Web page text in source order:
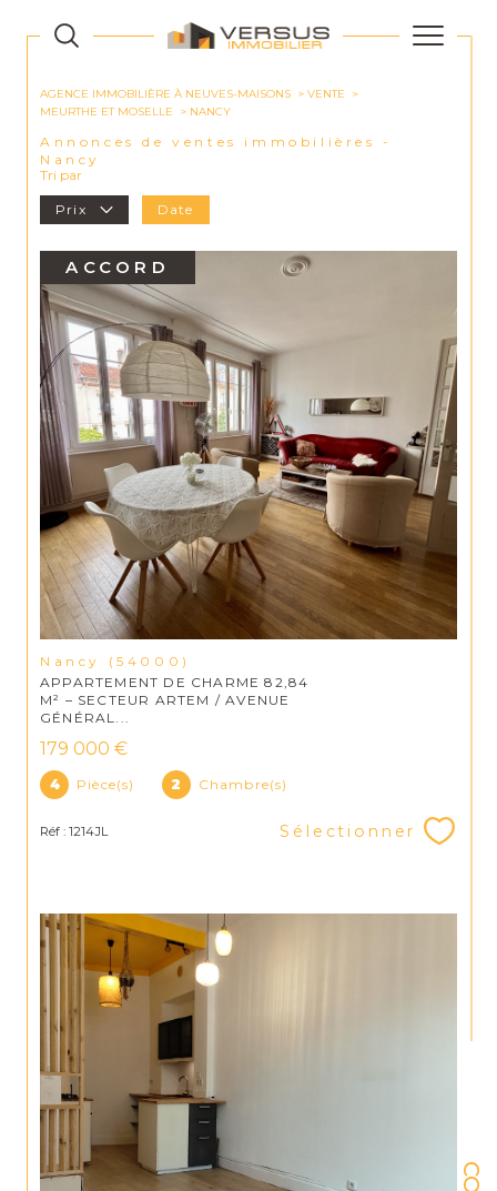
AGENCE IMMOBILIÈRE À NEUVES-MAISONS
VENTE
MEURTHE ET MOSELLE
NANCY
Annonces de ventes immobilières -
Nancy
Tri par
Prix Date
ACCORD
Nancy (54000)
APPARTEMENT DE CHARME 82,84
M² – SECTEUR ARTEM / AVENUE
GÉNÉRAL...
179 000 €
4 Pièce(s) 2 Chambre(s)
Réf : 1214JL Sélectionner